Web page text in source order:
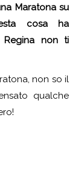
Maratona su
cosa ha
Regina non ti
non so il
qualche